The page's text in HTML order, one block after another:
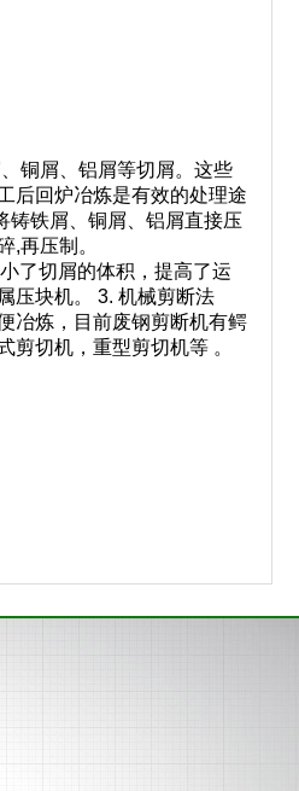
铜屑、铝屑等切屑。这些
后回炉冶炼是有效的处理途
铁屑、铜屑、铝屑直接压
,再压制。
了切屑的体积，提高了运
压块机。 3. 机械剪断法
冶炼，目前废钢剪断机有鳄
切机，重型剪切机等 。